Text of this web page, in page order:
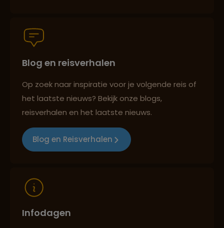
Persoonlijk en deskundig reisadvies
Best beoordeelde reisroutes
Blog en reisverhalen
Op zoek naar inspiratie voor je volgende reis of
het laatste nieuws? Bekijk onze blogs,
reisverhalen en het laatste nieuws.
Blog en Reisverhalen
Infodagen